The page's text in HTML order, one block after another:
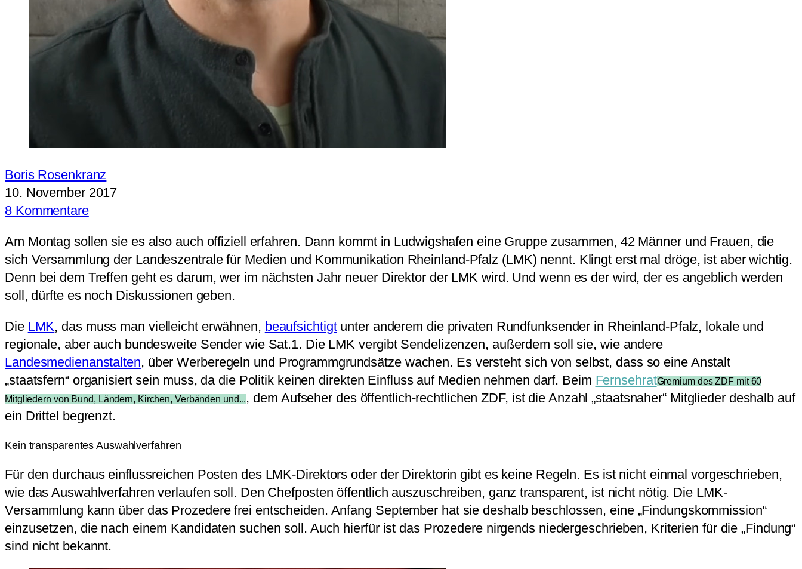
Boris Rosenkranz
10. November 2017
8 Kommentare
Am Montag sollen sie es also auch offiziell erfahren. Dann kommt in Ludwigshafen eine Gruppe zusammen, 42 Männer und Frauen, die
sich Versammlung der Landeszentrale für Medien und Kommunikation Rheinland-Pfalz (LMK) nennt. Klingt erst mal dröge, ist aber wichtig.
Denn bei dem Treffen geht es darum, wer im nächsten Jahr neuer Direktor der LMK wird. Und wenn es der wird, der es angeblich werden
soll, dürfte es noch Diskussionen geben.
Die LMK, das muss man vielleicht erwähnen, beaufsichtigtunter anderem die privaten Rundfunksender in Rheinland-Pfalz, lokale und
regionale, aber auch bundesweite Sender wie Sat.1. Die LMK vergibt Sendelizenzen, außerdem soll sie, wie andere
Landesmedienanstalten, über Werberegeln und Programmgrundsätze wachen. Es versteht sich von selbst, dass so eine Anstalt
„staatsfern“ organisiert sein muss, da die Politik keinen direkten Einfluss auf Medien nehmen darf. Beim FernsehratGremium des ZDF mit 60
Mitgliedern von Bund, Ländern, Kirchen, Verbänden und..., dem Aufseher des öffentlich-rechtlichen ZDF, ist die Anzahl „staatsnaher“ Mitglieder deshalb auf
ein Drittel begrenzt.
Kein transparentes Auswahlverfahren
Für den durchaus einflussreichen Posten des LMK-Direktors oder der Direktorin gibt es keine Regeln. Es ist nicht einmal vorgeschrieben,
wie das Auswahlverfahren verlaufen soll. Den Chefposten öffentlich auszuschreiben, ganz transparent, ist nicht nötig. Die LMK-
Versammlung kann über das Prozedere frei entscheiden. Anfang September hat sie deshalb beschlossen, eine „Findungskommission“
einzusetzen, die nach einem Kandidaten suchen soll. Auch hierfür ist das Prozedere nirgends niedergeschrieben, Kriterien für die „Findung“
sind nicht bekannt.